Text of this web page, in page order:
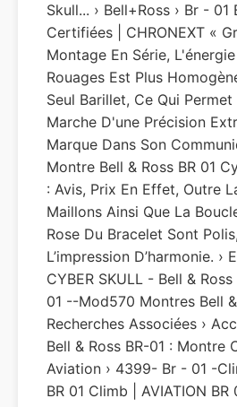
Skull... › Bell+ross › Br - 01
Certifiées | CHRONEXT «
Montage En Série,
Rouages Est Plus
Seul Barillet, Ce Qui
Marche D'une Précision
Marque Dans Son
Montre Bell & Ross BR 01
: Avis, Prix En Effet, Outre
Maillons Ainsi Que La
Rose Du Bracelet Sont
L’impression D’harmonie. ›
CYBER SKULL - Bell &
01 --Mod570 Montres Bell &
Recherches Associées ›
Bell & Ross BR-01 : Montre
Aviation › 4399- Br - 01 -
BR 01 Climb | AVIATION BR